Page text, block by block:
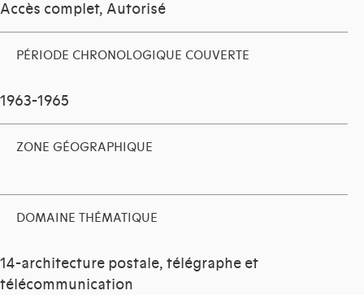
Accès complet, Autorisé
PÉRIODE CHRONOLOGIQUE COUVERTE
1963-1965
ZONE GÉOGRAPHIQUE
DOMAINE THÉMATIQUE
14-architecture postale, télégraphe et
télécommunication